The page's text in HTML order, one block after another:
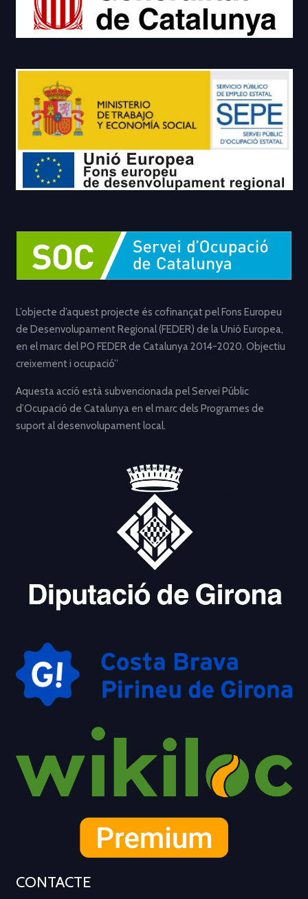
L’objecte d’aquest projecte és cofinançat pel Fons Europeu
de Desenvolupament Regional (FEDER) de la Unió Europea,
en el marc del PO FEDER de Catalunya 2014-2020. Objectiu
creixement i ocupació”
Aquesta acció està subvencionada pel Servei Públic
d’Ocupació de Catalunya en el marc dels Programes de
suport al desenvolupament local.
CONTACTE